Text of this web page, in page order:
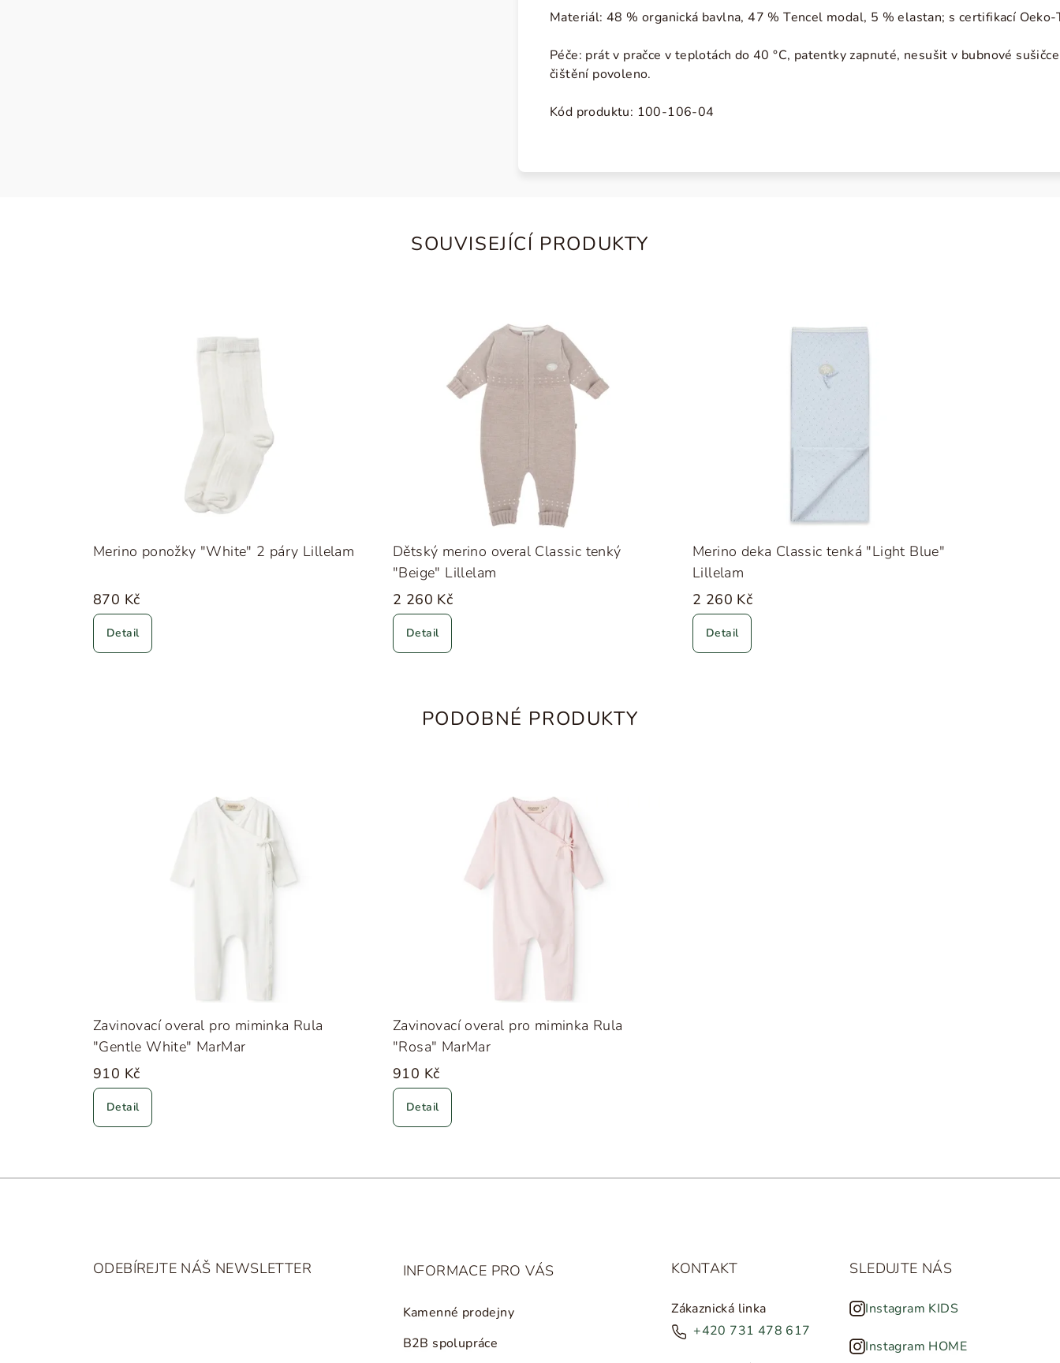
Materiál: 48 % organická bavlna, 47 % Tencel modal, 5 % elastan; s certifikací
Péče: prát v pračce v teplotách do 40 °C, patentky zapnuté, nesušit v bubnové
čištění povoleno.
Kód produktu: 100-106-04
SOUVISEJÍCÍ PRODUKTY
Merino ponožky "White" 2 páry Lillelam
870 Kč
Detail
Dětský merino overal Classic tenký
"Beige" Lillelam
2 260 Kč
Detail
Merino deka Classic tenká "Light Blue"
Lillelam
2 260 Kč
Detail
PODOBNÉ PRODUKTY
Zavinovací overal pro miminka Rula
"Gentle White" MarMar
910 Kč
Detail
Zavinovací overal pro miminka Rula
"Rosa" MarMar
910 Kč
Detail
ODEBÍREJTE NÁŠ NEWSLETTER INFORMACE PRO VÁS
Kamenné prodejny
B2B spolupráce
KONTAKT
Zákaznická linka
+420 731 478 617
SLEDUJTE NÁS
Instagram KIDS
Instagram HOME